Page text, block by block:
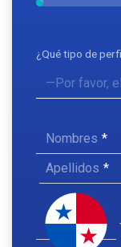
¿Qué tipo de
Nombres
Apellidos